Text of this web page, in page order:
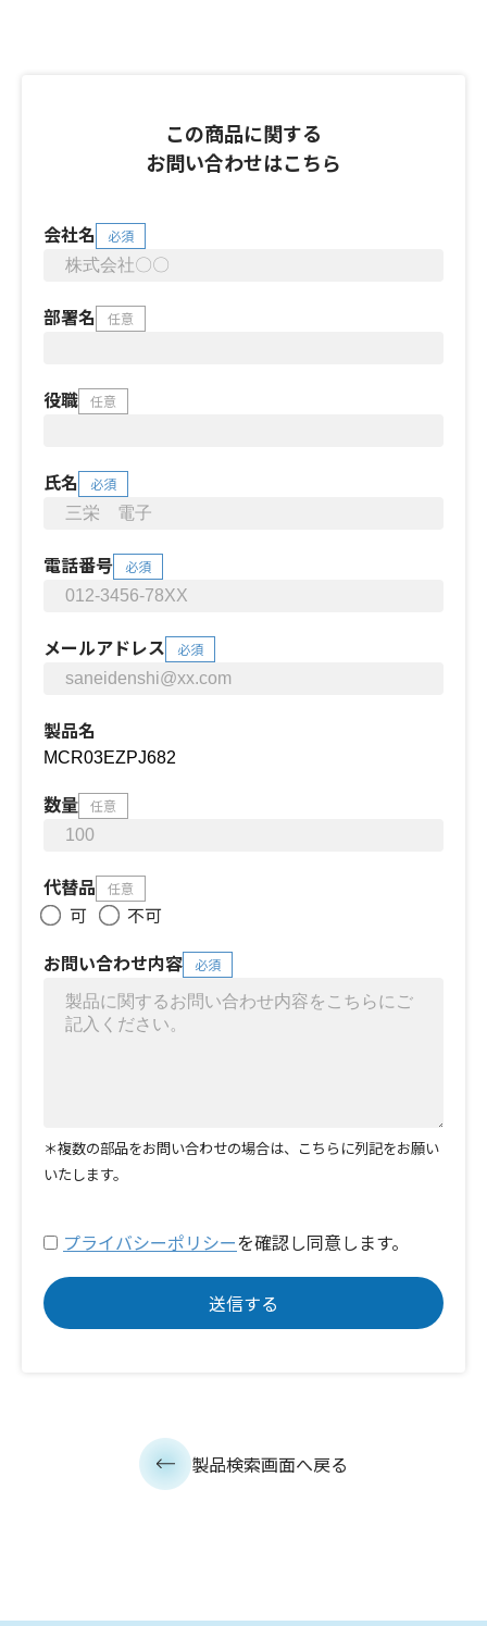
この商品に関する
お問い合わせはこちら
会社名 必須
部署名 任意
役職 任意
氏名 必須
電話番号 必須
メールアドレス 必須
製品名
数量 任意
代替品 任意
可
不可
お問い合わせ内容
必須
＊複数の部品をお問い合わせの場合は、こちらに列記をお願い
いたします。
プライバシーポリシーを確認し同意します。
製品検索画面へ戻る